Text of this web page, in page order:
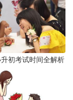
初考试时间全解析